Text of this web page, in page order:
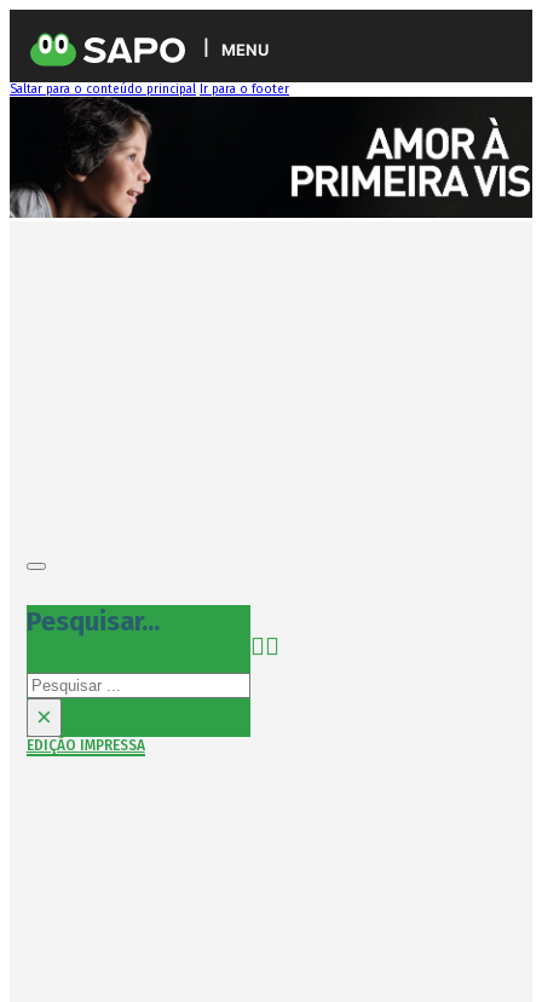
MENU
Saltar para o conteúdo principal Ir para o footer
Pesquisar...
Pesquisar
×
EDIÇÃO IMPRESSA